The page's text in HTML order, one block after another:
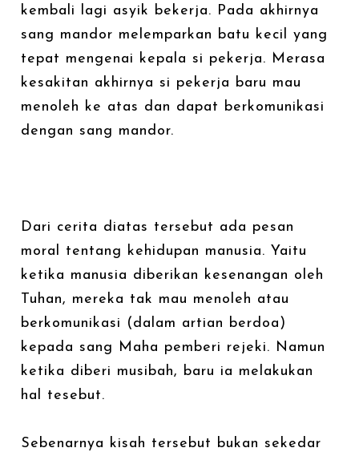
kembali lagi asyik bekerja. Pada akhirnya
sang mandor melemparkan batu kecil yang
tepat mengenai kepala si pekerja. Merasa
kesakitan akhirnya si pekerja baru mau
menoleh ke atas dan dapat berkomunikasi
dengan sang mandor.
Dari cerita diatas tersebut ada pesan
moral tentang kehidupan manusia. Yaitu
ketika manusia diberikan kesenangan oleh
Tuhan, mereka tak mau menoleh atau
berkomunikasi (dalam artian berdoa)
kepada sang Maha pemberi rejeki. Namun
ketika diberi musibah, baru ia melakukan
hal tesebut.
Sebenarnya kisah tersebut bukan sekedar